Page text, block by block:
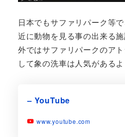
日本でもサファリパーク等
近に動物を見る事の出来る
外ではサファリパークのア
して象の洗車は人気があるよ
– YouTube
www.youtube.com